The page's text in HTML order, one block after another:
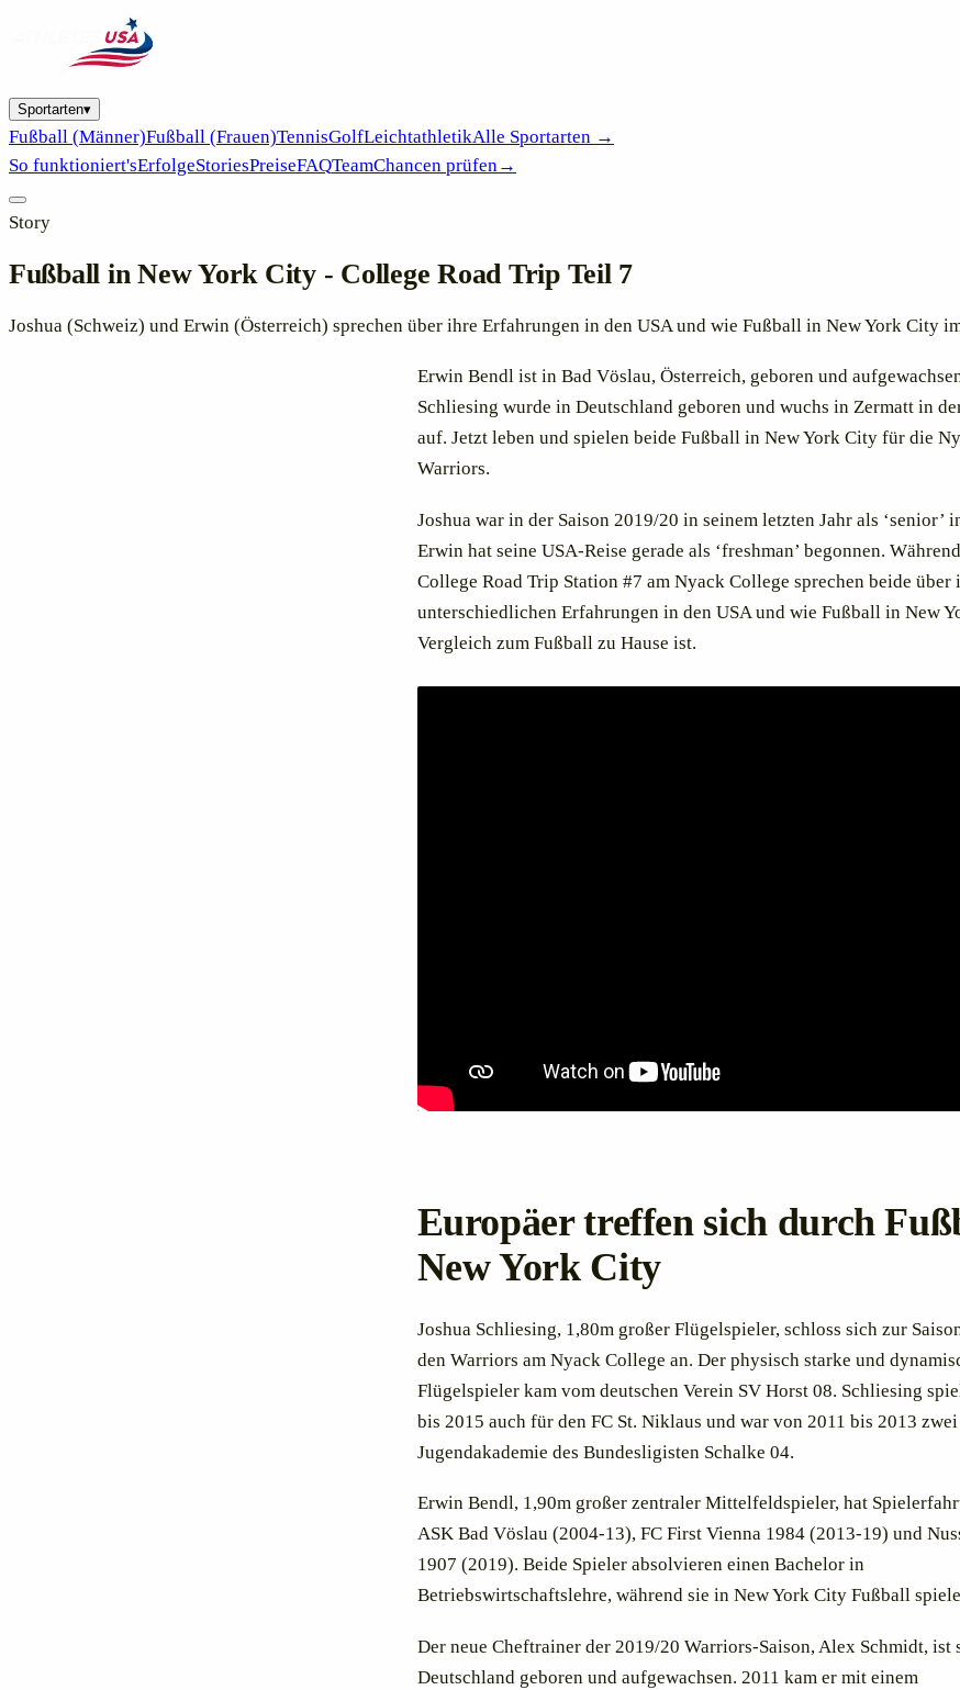
Sportarten▾
Fußball (Männer)Fußball (Frauen)TennisGolfLeichtathletikAlle Sportarten →
So funktioniert'sErfolgeStoriesPreiseFAQTeamChancen prüfen→
Story
Fußball in New York City - College Road Trip Teil 7
Joshua (Schweiz) und Erwin (Österreich) sprechen über ihre Erfahrungen in den USA und wie Fußball in New York City
Erwin Bendl ist in Bad Vöslau, Österreich, geboren und
Schliesing wurde in Deutschland geboren und wuchs in Zermatt in
auf. Jetzt leben und spielen beide Fußball in New York City für die
Warriors.
Joshua war in der Saison 2019/20 in seinem letzten Jahr als ‘senior’
Erwin hat seine USA-Reise gerade als ‘freshman’ begonnen.
College Road Trip Station #7 am Nyack College sprechen beide über
unterschiedlichen Erfahrungen in den USA und wie Fußball in New
Vergleich zum Fußball zu Hause ist.
Europäer treffen sich durch
New York City
Joshua Schliesing, 1,80m großer Flügelspieler, schloss sich zur
den Warriors am Nyack College an. Der physisch starke und
Flügelspieler kam vom deutschen Verein SV Horst 08. Schliesing
bis 2015 auch für den FC St. Niklaus und war von 2011 bis 2013
Jugendakademie des Bundesligisten Schalke 04.
Erwin Bendl, 1,90m großer zentraler Mittelfeldspieler, hat
ASK Bad Vöslau (2004-13), FC First Vienna 1984 (2013-19) und
1907 (2019). Beide Spieler absolvieren einen Bachelor in
Betriebswirtschaftslehre, während sie in New York City Fußball
Der neue Cheftrainer der 2019/20 Warriors-Saison, Alex Schmidt, ist
Deutschland geboren und aufgewachsen. 2011 kam er mit einem